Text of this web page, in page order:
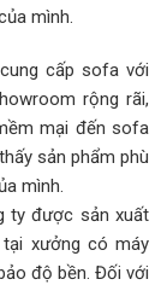
mình.
cấp sofa với
rộng rãi,
mại đến sofa
sản phẩm phù
mình.
ty được sản xuất
xưởng có máy
độ bền. Đối với